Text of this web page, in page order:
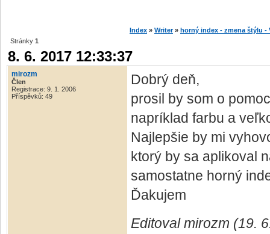
Index » Writer » horný index - zmena štýlu -
Stránky 1
8. 6. 2017 12:33:37
mirozm
Člen
Registrace: 9. 1. 2006
Příspěvků: 49
Dobrý deň,
prosil by som o
napríklad farbu a
Najlepšie by mi
ktorý by sa aplikoval
samostatne horný
Ďakujem
Editoval mirozm (19.